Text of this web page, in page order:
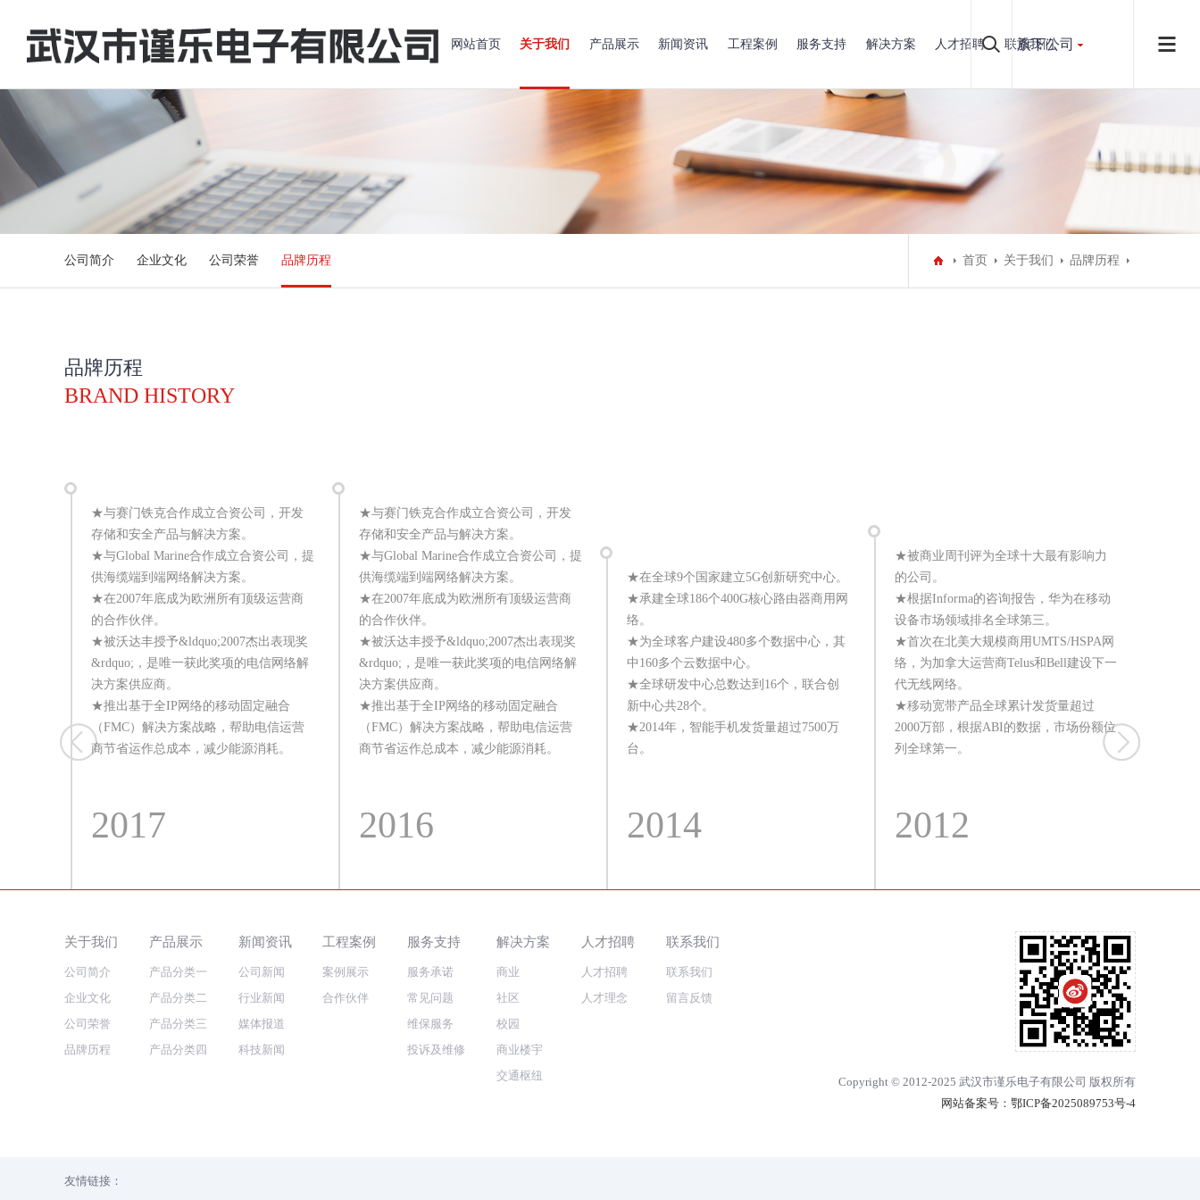
网站首页 关于我们 产品展示 新闻资讯 工程案例 服务支持 解决方案 人才招聘 联系我们
旗下公司
公司简介 企业文化 公司荣誉 品牌历程 首页 关于我们 品牌历程
品牌历程
BRAND HISTORY
★与赛门铁克合作成立合资公司，开发
存储和安全产品与解决方案。
★与Global Marine合作成立合资公司，提
供海缆端到端网络解决方案。
★在2007年底成为欧洲所有顶级运营商
的合作伙伴。
★被沃达丰授予&ldquo;2007杰出表现奖
&rdquo;，是唯一获此奖项的电信网络解
决方案供应商。
★推出基于全IP网络的移动固定融合
（FMC）解决方案战略，帮助电信运营
商节省运作总成本，减少能源消耗。
2017
★与赛门铁克合作成立合资公司，开发
存储和安全产品与解决方案。
★与Global Marine合作成立合资公司，提
供海缆端到端网络解决方案。
★在2007年底成为欧洲所有顶级运营商
的合作伙伴。
★被沃达丰授予&ldquo;2007杰出表现奖
&rdquo;，是唯一获此奖项的电信网络解
决方案供应商。
★推出基于全IP网络的移动固定融合
（FMC）解决方案战略，帮助电信运营
商节省运作总成本，减少能源消耗。
2016
★在全球9个国家建立5G创新研究中心。
★承建全球186个400G核心路由器商用网
络。
★为全球客户建设480多个数据中心，其
中160多个云数据中心。
★全球研发中心总数达到16个，联合创
新中心共28个。
★2014年，智能手机发货量超过7500万
台。
2014
★被商业周刊评为全球十大最有影响力
的公司。
★根据Informa的咨询报告，华为在移动
设备市场领域排名全球第三。
★首次在北美大规模商用UMTS/HSPA网
络，为加拿大运营商Telus和Bell建设下一
代无线网络。
★移动宽带产品全球累计发货量超过
2000万部，根据ABI的数据，市场份额位
列全球第一。
2012
关于我们
公司简介
企业文化
公司荣誉
品牌历程
产品展示
产品分类一
产品分类二
产品分类三
产品分类四
新闻资讯
公司新闻
行业新闻
媒体报道
科技新闻
工程案例
案例展示
合作伙伴
服务支持
服务承诺
常见问题
维保服务
投诉及维修
解决方案
商业
社区
校园
商业楼宇
交通枢纽
人才招聘
人才招聘
人才理念
联系我们
联系我们
留言反馈
Copyright © 2012-2025 武汉市谨乐电子有限公司 版权所有
网站备案号： 鄂ICP备2025089753号-4
友情链接：